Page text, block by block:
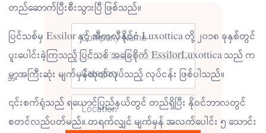
တည်ဆောက်ပြီးစီးသွားပြီ ဖြစ်သည်။
ပြင်သစ်မှ Essilor နှင့် အီတလီနိုင်ငံ Luxottica တို့ ၂၀၁၈ ခုနှစ်တွင်
ပူးပေါင်းခဲ့ကြသည့် ပြင်သစ် အခြေစိုက် EssilorLuxottica သည် က
မ္ဘာ့အကြီးဆုံး မျက်မှန်ထုတ်လုပ်သည့် လုပ်ငန်း ဖြစ်ပါသည်။
၎င်းစက်ရုံသည် ရယောင်ပြည်နယ်တွင် တည်ရှိပြီး နိုဝင်ဘာလတွင်
စတင်လည်ပတ်မည်။ တရက်လျှင် မျက်မှန် အလက်ပေါင်း ၅ သောင်း